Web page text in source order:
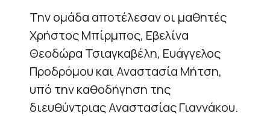
Την ομάδα αποτέλεσαν οι μαθητές
Χρήστος Μπίρμπος, Εβελίνα
Θεοδώρα Τσιαγκαβέλη, Ευάγγελος
Προδρόμου και Αναστασία Μήτση,
υπό την καθοδήγηση της
διευθύντριας Αναστασίας Γιαννάκου.